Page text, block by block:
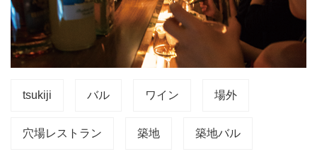
tsukiji バル ワイン 場外
穴場レストラン 築地 築地バル